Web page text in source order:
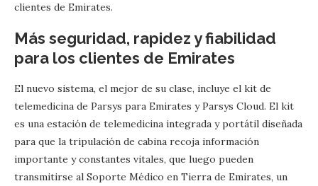
clientes de Emirates.
Más seguridad, rapidez y fiabilidad
para los clientes de Emirates
El nuevo sistema, el mejor de su clase, incluye el kit de
telemedicina de Parsys para Emirates y Parsys Cloud. El kit
es una estación de telemedicina integrada y portátil diseñada
para que la tripulación de cabina recoja información
importante y constantes vitales, que luego pueden
transmitirse al Soporte Médico en Tierra de Emirates, un